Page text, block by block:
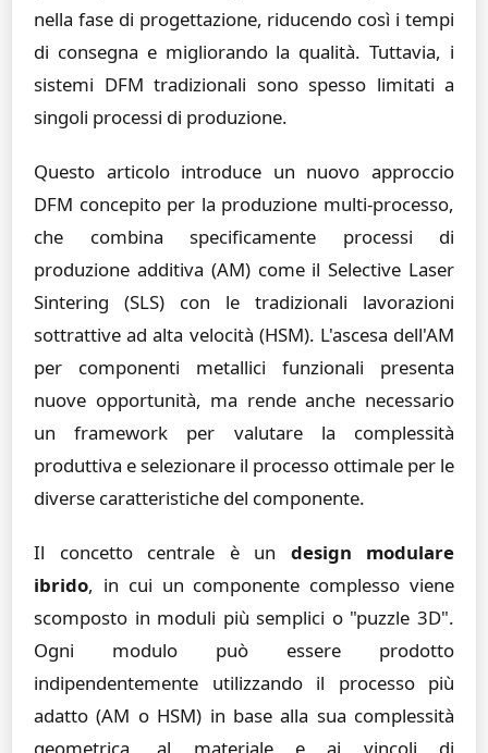
nella fase di progettazione, riducendo così i tempi
di consegna e migliorando la qualità. Tuttavia, i
sistemi DFM tradizionali sono spesso limitati a
singoli processi di produzione.
Questo articolo introduce un nuovo approccio
DFM concepito per la produzione multi-processo,
che combina specificamente processi di
produzione additiva (AM) come il Selective Laser
Sintering (SLS) con le tradizionali lavorazioni
sottrattive ad alta velocità (HSM). L'ascesa dell'AM
per componenti metallici funzionali presenta
nuove opportunità, ma rende anche necessario
un framework per valutare la complessità
produttiva e selezionare il processo ottimale per le
diverse caratteristiche del componente.
Il concetto centrale è un design modulare
ibrido, in cui un componente complesso viene
scomposto in moduli più semplici o "puzzle 3D".
Ogni modulo può essere prodotto
indipendentemente utilizzando il processo più
adatto (AM o HSM) in base alla sua complessità